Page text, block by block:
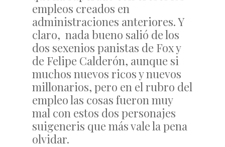
empleos creados en
administraciones anteriores. Y
claro, nada bueno salió de los
dos sexenios panistas de Fox y
de Felipe Calderón, aunque si
muchos nuevos ricos y nuevos
millonarios, pero en el rubro del
empleo las cosas fueron muy
mal con estos dos personajes
suigeneris que más vale la pena
olvidar.